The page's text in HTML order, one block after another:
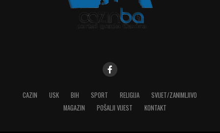
CAZIN USK BIH SPORT RELIGIJA
SVIJET/ZANIMLJIVO
MAGAZIN
POŠALJI VIJEST KONTAKT